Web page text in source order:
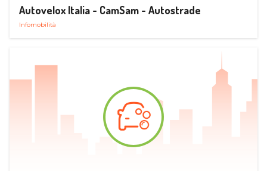
Autovelox Italia - CamSam - Autostrade
Infomobilità